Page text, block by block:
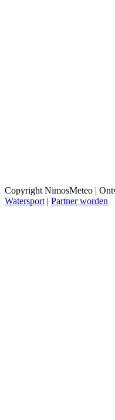
Copyright NimosMeteo |
Watersport| Partner worden